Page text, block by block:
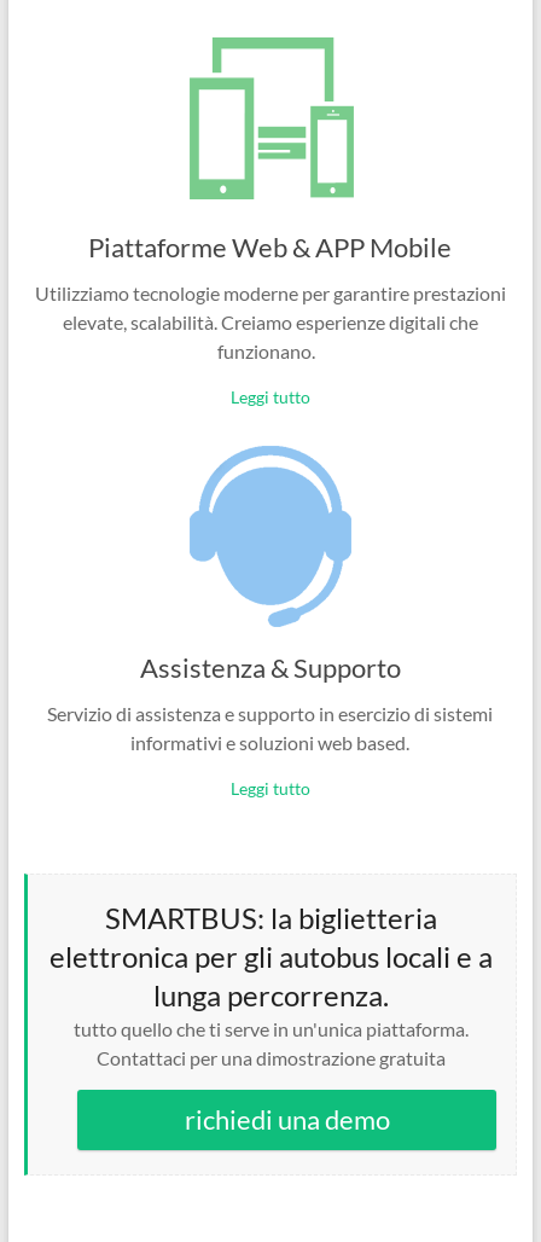
Piattaforme Web & APP Mobile
Utilizziamo tecnologie moderne per garantire prestazioni
elevate, scalabilità. Creiamo esperienze digitali che
funzionano.
Leggi tutto
Assistenza & Supporto
Servizio di assistenza e supporto in esercizio di sistemi
informativi e soluzioni web based.
Leggi tutto
SMARTBUS: la biglietteria
elettronica per gli autobus locali e a
lunga percorrenza.
tutto quello che ti serve in un'unica piattaforma.
Contattaci per una dimostrazione gratuita
richiedi una demo